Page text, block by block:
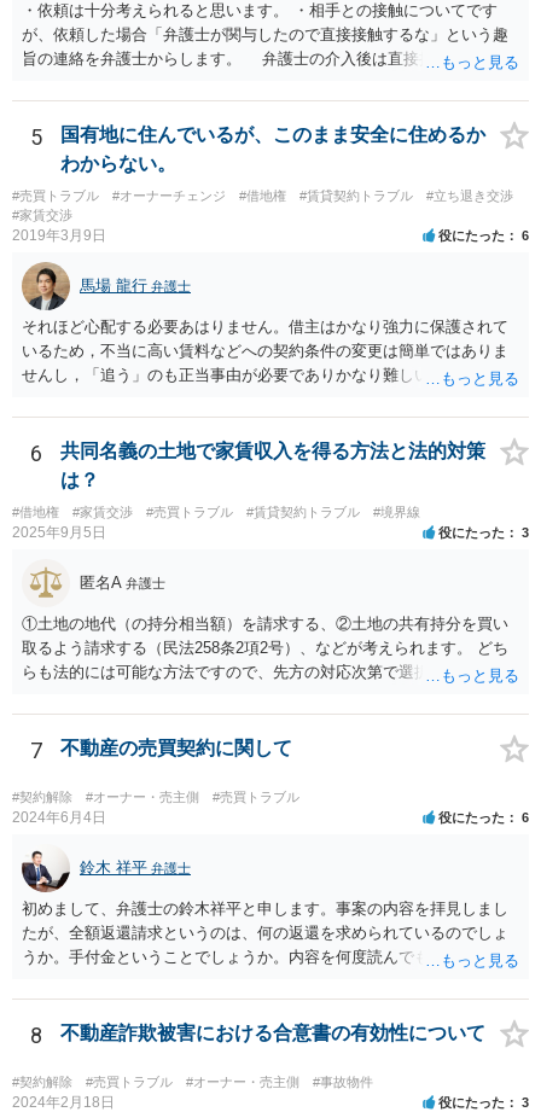
・依頼は十分考えられると思います。 ・相手との接触についてです
が、依頼した場合「弁護士が関与したので直接接触するな」という趣
旨の連絡を弁護士からします。 弁護士の介入後は直接接触はしない
の通報含め対応していくことになります。
5
国有地に住んでいるが、このまま安全に住めるか
わからない。
#売買トラブル #オーナーチェンジ #借地権 #賃貸契約トラブル
#立ち退き交渉
#家賃交渉
2019年3月9日 役にたった 6
馬場 龍行 弁護士
それほど心配する必要あはりません。借主はかなり強力に保護されて
いるため，不当に高い賃料などへの契約条件の変更は簡単ではありま
せんし，「追う」のも正当事由が必要でありかなり難しいのです。 周
い条件で立退料等を支払ってもらえるかもしれません。 なので無理し
て所有権を取得する必要はないと思いますが，まずは価格ですよね。
ローンが組めないということはないと思いますが，金融機関に相談さ
れてみてはいかがでしょうか。 買うとしたら，という条件をしっかり
把握して，その上で，買うか，借り続けるか，というのはどちらにも
メリットデメリットありますので価値判断の問題といえそうです。
6
共同名義の土地で家賃収入を得る方法と法的対策
は？
#借地権 #家賃交渉 #売買トラブル #賃貸契約トラブル #境界線
2025年9月5日 役にたった 3
匿名A 弁護士
①土地の地代（の持分相当額）を請求する、②土地の共有持分を買い
取るよう請求する（民法258条2項2号）、などが考えられます。 どち
らも法的には可能な方法ですので、先方の対応次第で選択することに
は②を求めて訴訟を提起することになるかと存じます。）
7 不動産の売買契約に関して
#契約解除 #オーナー・売主側 #売買トラブル
2024年6月4日 役にたった 6
鈴木 祥平 弁護士
初めまして、弁護士の鈴木祥平と申します。事案の内容を拝見しまし
たが、全額返還請求というのは、何の返還を求められているのでしょ
うか。手付金ということでしょうか。内容を何度読んでも事実関係が
てはいかがでしょうか。掲示板ではなかなか把握することが難しい事
案のようです。
8 不動産詐欺被害における合意書の有効性について
#契約解除 #売買トラブル #オーナー・売主側 #事故物件
2024年2月18日 役にたった 3